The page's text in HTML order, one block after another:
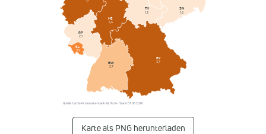
BW
2,7
BY
3,7
HE
4,4
RP
2,1
SL
3,1
SN
1,6
TH
1,3
Quelle: Listflix-Firmendatenbank · listflix.de · Stand 07.08.2026
Karte als PNG herunterladen